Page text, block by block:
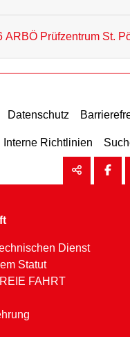
ARBÖ Prüfzentrum St.
Datenschutz
Interne Richtlinien
Dienst
Statut
FAHRT